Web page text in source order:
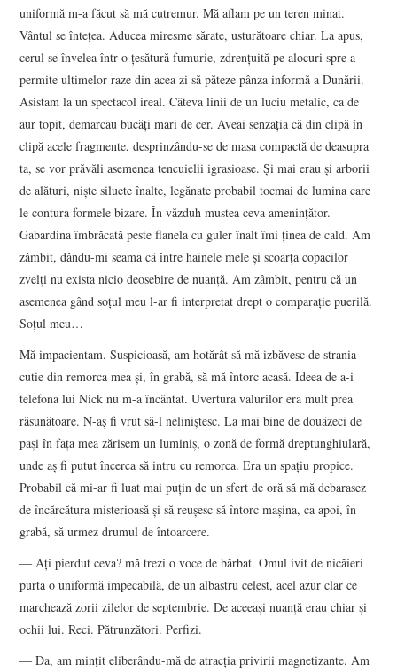
uniformă m-a făcut să mă cutremur. Mă aflam pe un teren minat.
Vântul se înteţea. Aducea miresme sărate, usturătoare chiar. La apus,
cerul se învelea într-o ţesătură fumurie, zdrenţuită pe alocuri spre a
permite ultimelor raze din acea zi să păteze pânza informă a Dunării.
Asistam la un spectacol ireal. Câteva linii de un luciu metalic, ca de
aur topit, demarcau bucăţi mari de cer. Aveai senzaţia că din clipă în
clipă acele fragmente, desprinzându-se de masa compactă de deasupra
ta, se vor prăvăli asemenea tencuielii igrasioase. Şi mai erau şi arborii
de alături, nişte siluete înalte, legănate probabil tocmai de lumina care
le contura formele bizare. În văzduh mustea ceva ameninţător.
Gabardina îmbrăcată peste flanela cu guler înalt îmi ţinea de cald. Am
zâmbit, dându-mi seama că între hainele mele şi scoarţa copacilor
zvelţi nu exista nicio deosebire de nuanţă. Am zâmbit, pentru că un
asemenea gând soţul meu l-ar fi interpretat drept o comparaţie puerilă.
Soţul meu…
Mă impacientam. Suspicioasă, am hotărât să mă izbăvesc de strania
cutie din remorca mea şi, în grabă, să mă întorc acasă. Ideea de a-i
telefona lui Nick nu m-a încântat. Uvertura valurilor era mult prea
răsunătoare. N-aş fi vrut să-l neliniştesc. La mai bine de douăzeci de
paşi în faţa mea zărisem un luminiş, o zonă de formă dreptunghiulară,
unde aş fi putut încerca să intru cu remorca. Era un spaţiu propice.
Probabil că mi-ar fi luat mai puţin de un sfert de oră să mă debarasez
de încărcătura misterioasă şi să reuşesc să întorc maşina, ca apoi, în
grabă, să urmez drumul de întoarcere.
― Aţi pierdut ceva? mă trezi o voce de bărbat. Omul ivit de nicăieri
purta o uniformă impecabilă, de un albastru celest, acel azur clar ce
marchează zorii zilelor de septembrie. De aceeaşi nuanţă erau chiar şi
ochii lui. Reci. Pătrunzători. Perfizi.
― Da, am minţit eliberându-mă de atracţia privirii magnetizante. Am